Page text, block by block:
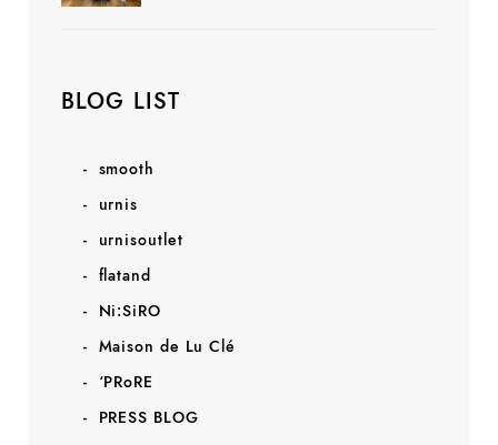
BLOG LIST
smooth
urnis
urnisoutlet
flatand
Ni:SiRO
Maison de Lu Clé
‘PRoRE
PRESS BLOG